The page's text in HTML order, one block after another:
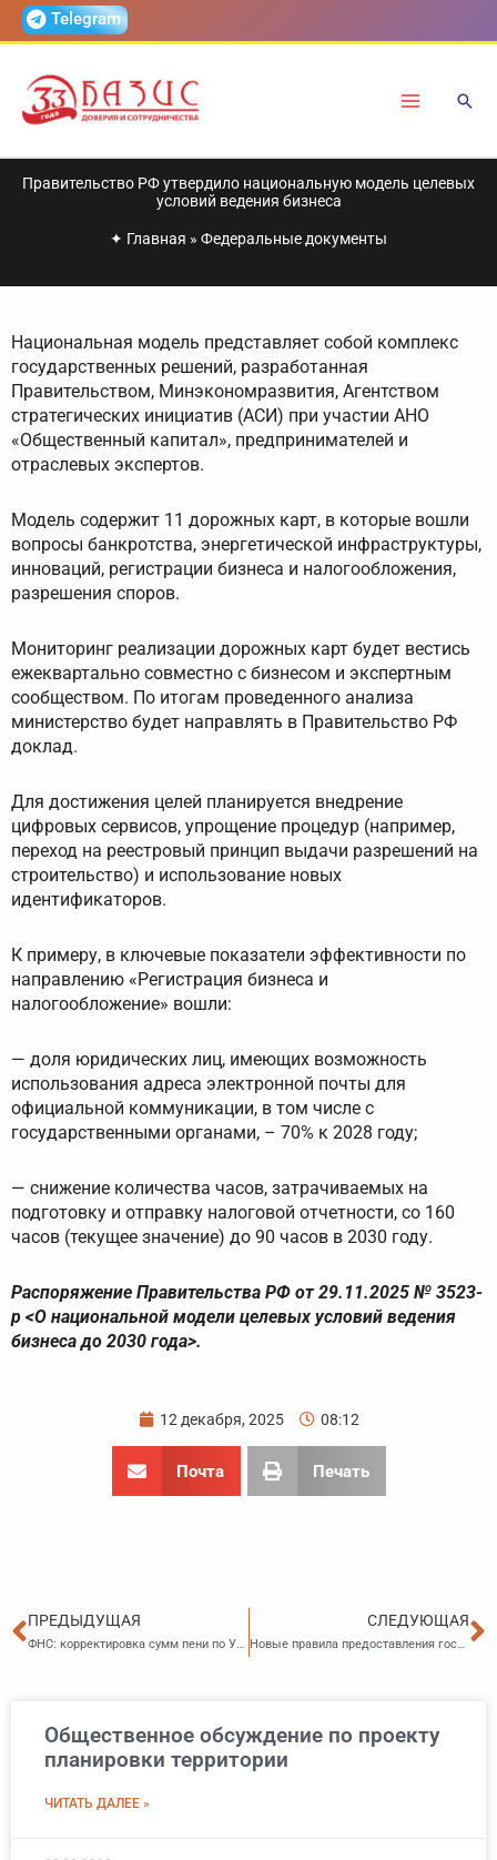
ПерейтиTelegram
Правительство РФ утвердило национальную модель целевых
условий ведения бизнеса
✦ Главная » Федеральные документы
Национальная модель представляет собой комплекс
государственных решений, разработанная
Правительством, Минэкономразвития, Агентством
стратегических инициатив (АСИ) при участии АНО
«Общественный капитал», предпринимателей и
отраслевых экспертов.
Модель содержит 11 дорожных карт, в которые вошли
вопросы банкротства, энергетической инфраструктуры,
инноваций, регистрации бизнеса и налогообложения,
разрешения споров.
Мониторинг реализации дорожных карт будет вестись
ежеквартально совместно с бизнесом и экспертным
сообществом. По итогам проведенного анализа
министерство будет направлять в Правительство РФ
доклад.
Для достижения целей планируется внедрение
цифровых сервисов, упрощение процедур (например,
переход на реестровый принцип выдачи разрешений на
строительство) и использование новых
идентификаторов.
К примеру, в ключевые показатели эффективности по
направлению «Регистрация бизнеса и
налогообложение» вошли:
— доля юридических лиц, имеющих возможность
использования адреса электронной почты для
официальной коммуникации, в том числе с
государственными органами, – 70% к 2028 году;
— снижение количества часов, затрачиваемых на
подготовку и отправку налоговой отчетности, со 160
часов (текущее значение) до 90 часов в 2030 году.
Распоряжение Правительства РФ от 29.11.2025 № 3523-
р <О национальной модели целевых условий ведения
бизнеса до 2030 года>.
12 декабря, 2025 08:12
Почта Печать
Пред
ПРЕДЫДУЩАЯ
ФНС: корректировка сумм пени по УСН и ЕСХН при утрате права на ПСН
СЛЕДУЮЩАЯ
Новые правила предоставления гостиничных услуг и услуг иных средств размещения
Общественное обсуждение по проекту
планировки территории
ЧИТАТЬ ДАЛЕЕ »